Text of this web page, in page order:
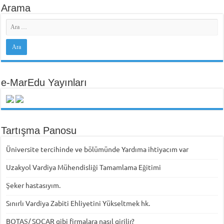
Arama
e-MarEdu Yayınları
Tartışma Panosu
Üniversite tercihinde ve bölümünde Yardıma ihtiyacım var
Uzakyol Vardiya Mühendisliği Tamamlama Eğitimi
Şeker hastasıyım.
Sınırlı Vardiya Zabiti Ehliyetini Yükseltmek hk.
BOTAŞ/ SOCAR gibi firmalara nasıl girilir?